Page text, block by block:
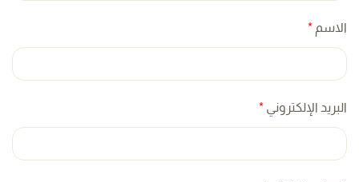
الاسم *
البريد الإلكتروني *